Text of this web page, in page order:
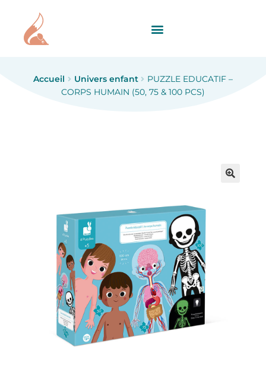
Accueil Univers enfant
PUZZLE EDUCATIF –
CORPS HUMAIN (50, 75 & 100 PCS)